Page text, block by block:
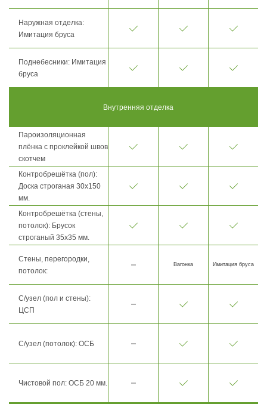
Наружная отделка:
Имитация бруса
Поднебесники: Имитация
бруса
Внутренняя отделка
Пароизоляционная
плёнка с проклейкой швов
скотчем
Контробрешётка (пол):
Доска строганая 30х150
мм.
Контробрешётка (стены,
потолок): Брусок
строганый 35х35 мм.
Стены, перегородки,
потолок:
Вагонка Имитация бруса
С/узел (пол и стены):
ЦСП
С/узел (потолок): ОСБ
Чистовой пол: ОСБ 20 мм.